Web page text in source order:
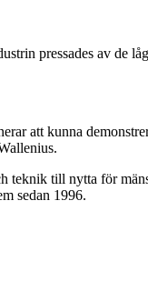
pressades av de
att kunna
teknik till nytta för
sedan 1996.